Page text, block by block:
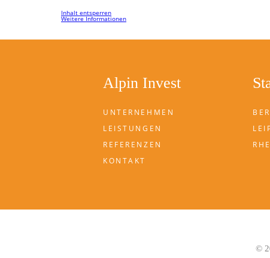
Inhalt entsperren
Weitere Informationen
Alpin Invest
UNTERNEHMEN
LEISTUNGEN
REFERENZEN
KONTAKT
©